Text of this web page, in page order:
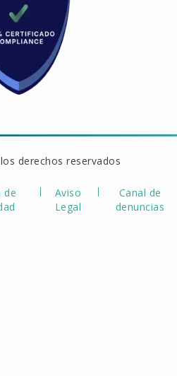
derechos reservados
de
Aviso
Legal
Canal de
denuncias